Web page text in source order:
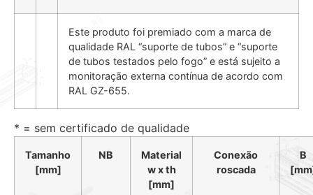
Este produto foi premiado com a marca de
qualidade RAL “suporte de tubos” e “suporte
de tubos testados pelo fogo” e está sujeito a
monitoração externa contínua de acordo com
RAL GZ-655.
* = sem certificado de qualidade
Tamanho
[mm]
NB
Material
w x th
[mm]
Conexão
roscada
B